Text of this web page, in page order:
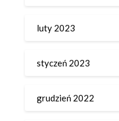
luty 2023
styczeń 2023
grudzień 2022